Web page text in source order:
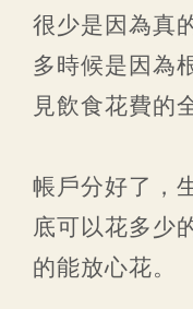
很少是因為真
多時候是因為
見飲食花費的
帳戶分好了，
底可以花多少
的能放心花。